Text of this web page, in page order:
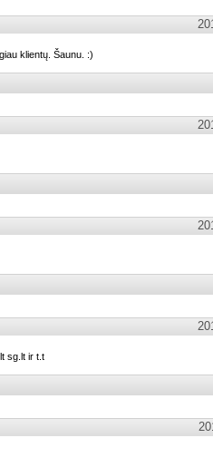
klientų. Šaunu. :)
sg.lt ir t.t